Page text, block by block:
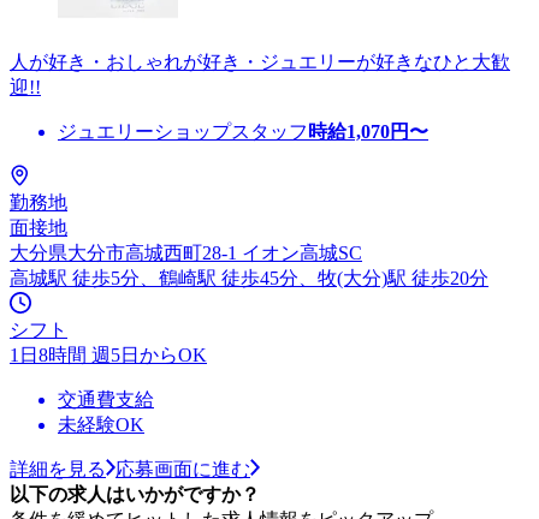
人が好き・おしゃれが好き・ジュエリーが好きなひと大歓
迎!!
ジュエリーショップスタッフ 時給1,070円〜
勤務地
面接地
大分県大分市高城西町28-1 イオン高城SC
高城駅 徒歩5分、鶴崎駅 徒歩45分、牧(大分)駅 徒歩20分
シフト
1日8時間 週5日からOK
交通費支給
未経験OK
詳細を見る
応募画面に進む
以下の求人はいかがですか？